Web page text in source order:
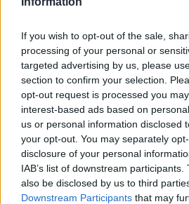
If you wish to opt-out of the sale,
processing of your personal or
targeted advertising by us, please
section to confirm your selection.
opt-out request is processed you
interest-based ads based on
us or personal information disclosed
your opt-out. You may separately
disclosure of your personal
IAB’s list of downstream
also be disclosed by us to third
Downstream Participants that may
azonban a pakisztáni erők
gépet.
Az egyik megsemmisített
területén zuhant le, két
meghalt. A másik gép a
oldalán csapódott be.
helyi erők fogságába
állítják, hogy ők is
gépet, Pakisztán viszont